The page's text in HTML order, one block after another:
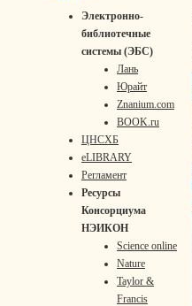
Электронно-
библиотечные
системы (ЭБС)
Лань
Юрайт
Znanium.com
BOOK.ru
ЦНСХБ
eLIBRARY
Регламент
Ресурсы
Консорциума
НЭИКОН
Science online
Nature
Taylor &
Francis